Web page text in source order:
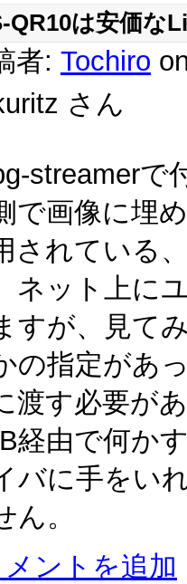
QR10は安価な
者: Tochiro
さん
streamerで
で画像に埋
されている
ネット上に
すが、見て
の指定があ
渡す必要が
経由で何か
バに手をい
ん。
メントを追加